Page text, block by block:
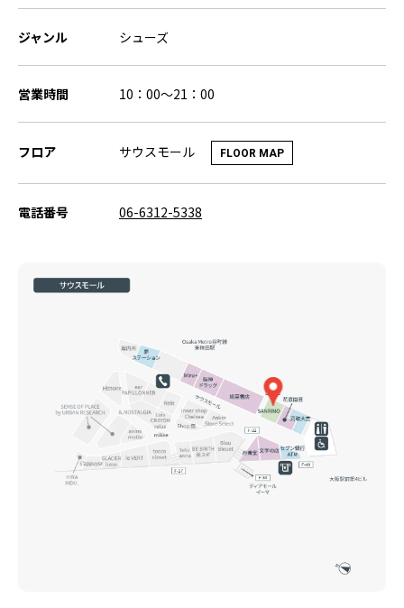
ジャンル シューズ
営業時間 10：00～21：00
フロア サウスモール FLOOR MAP
電話番号 06-6312-5338